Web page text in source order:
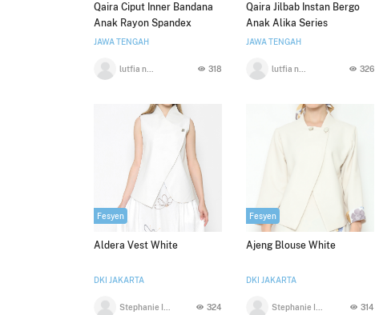
Qaira Ciput Inner Bandana
Anak Rayon Spandex
Jersey Livina
JAWA TENGAH
318
Qaira Jilbab Instan Bergo
Anak Alika Series
JAWA TENGAH
326
Fesyen
Aldera Vest White
DKI JAKARTA
324
Fesyen
Ajeng Blouse White
DKI JAKARTA
314